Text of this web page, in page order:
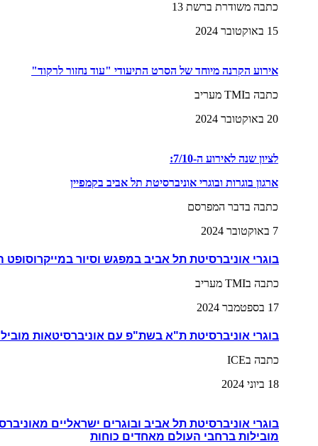
כתבה משודרת ברשת 13
15 באוקטובר 2024
אירוע הקרנה מיוחד של הסרט התיעודי "עוד נחזור לרקוד"
כתבה בTMI מעריב
20 באוקטובר 2024
לציון שנה לאירוע ה-7/10:
ארגון בוגרות ובוגרי אוניברסיטת תל אביב בקמפיין
כתבה בדבר המפרסם
7 באוקטובר 2024
בוגרי אוניברסיטת תל אביב במפגש וסיור במייקרוסופט
כתבה בTMI מעריב
17 בספטמבר 2024
בוגרי אוניברסיטת ת"א בשת"פ עם אוניברסיטאות
כתבה בICE
18 ביוני 2024
בוגרי אוניברסיטת תל אביב ובוגרים ישראליים
מובילות ברחבי העולם מאחדים כוחות